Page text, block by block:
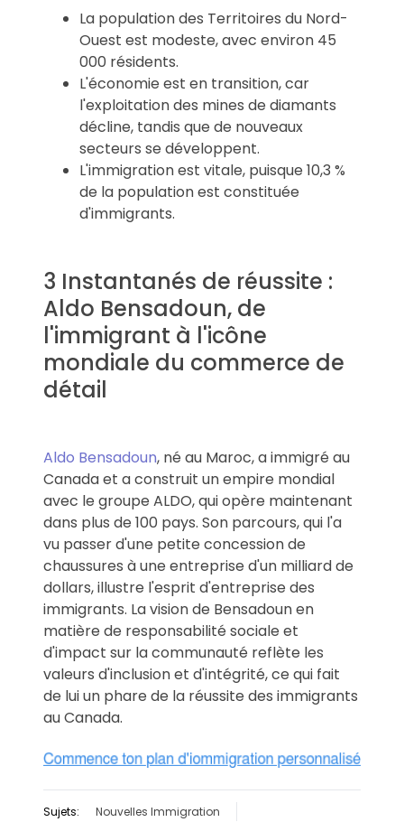
La population des Territoires du Nord-
Ouest est modeste, avec environ 45
000 résidents.
L'économie est en transition, car
l'exploitation des mines de diamants
décline, tandis que de nouveaux
secteurs se développent.
L'immigration est vitale, puisque 10,3 %
de la population est constituée
d'immigrants.
3 Instantanés de réussite :
Aldo Bensadoun, de
l'immigrant à l'icône
mondiale du commerce de
détail
Aldo Bensadoun, né au Maroc, a immigré au
Canada et a construit un empire mondial
avec le groupe ALDO, qui opère maintenant
dans plus de 100 pays. Son parcours, qui l'a
vu passer d'une petite concession de
chaussures à une entreprise d'un milliard de
dollars, illustre l'esprit d'entreprise des
immigrants. La vision de Bensadoun en
matière de responsabilité sociale et
d'impact sur la communauté reflète les
valeurs d'inclusion et d'intégrité, ce qui fait
de lui un phare de la réussite des immigrants
au Canada.
Sujets:
Nouvelles Immigration